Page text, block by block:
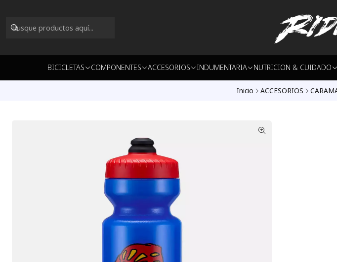
BICICLETAS COMPONENTES ACCESORIOS INDUMENTARIA NUTRICION & CUIDADO
Inicio ACCESORIOS